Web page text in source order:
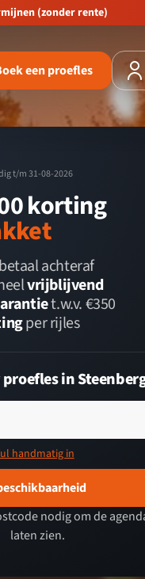
(zonder rente)
een proefles
t/m 31-08-2026
korting
betaal achteraf
vrijblijvend
t.w.v. €350
per rijles
in
handmatig in
nodig om de
laten zien.